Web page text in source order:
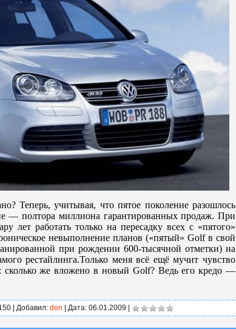
Теперь, учитывая, что пятое поколение разошлось
— полтора миллиона гарантированных продаж. При
работать только на пересадку всех с «пятого»
невыполнение планов («пятый» Golf в свой
при рождении 600-тысячной отметки) на
рестайлинга.Только меня всё ещё мучит чувство
сколько же вложено в новый Golf? Ведь его кредо —
| Добавил: den | Дата: 06.01.2009